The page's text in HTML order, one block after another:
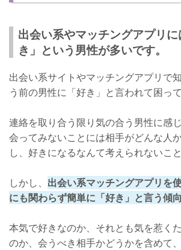
考えるべきこと➁：どんな付き合い方をす
会う前から簡単に好きという男性とは慎重に！
出会い系やマッチングアプリ
き」という男性が多いです。
出会い系サイトやマッチングアプリで
う前の男性に「好き」と言われて困っ
連絡を取り合う限り気の合う男性に感
会ってみないことには相手がどんな人
し、好きになるなんて考えられないこと
しかし、 出会い系マッチングアプリを
にも関わらず簡単に「好き」と言う傾
本気で好きなのか、それとも気を惹く
のか、会うべき相手かどうかを含めて